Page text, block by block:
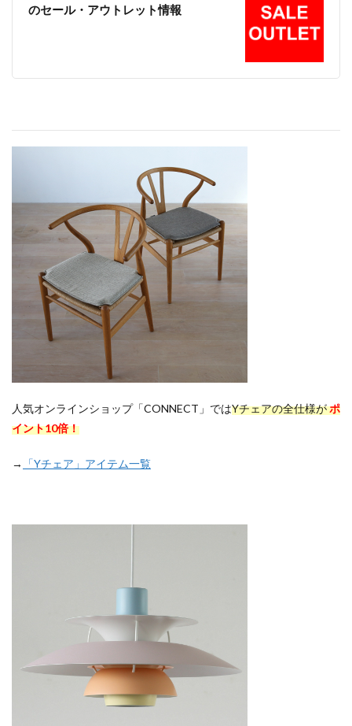
のセール・アウトレット情報
人気オンラインショップ「CONNECT」ではYチェアの全仕様がポ
イント10倍！
→ 「Yチェア」アイテム一覧